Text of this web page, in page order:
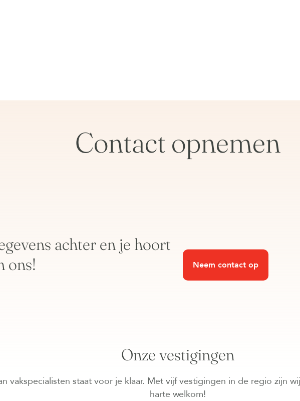
Contact opnemen
achter en je hoort
ons!
Neem contact op
Onze vestigingen
vakspecialisten staat voor je klaar. Met vijf vestigingen in de regio zijn
harte welkom!